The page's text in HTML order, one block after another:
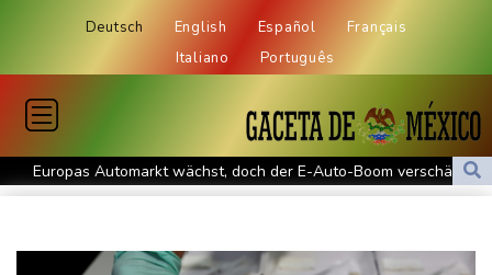
Deutsch English Español
Français
Italiano
Português
Europas Automarkt wächst, doch der E-Auto-Boom verschärft
den Druck
Brand in Recyclinganlage in Rotterdam